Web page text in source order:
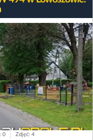
0 Zdjęć: 4